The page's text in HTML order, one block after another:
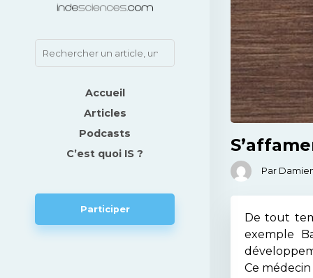
Accueil
Articles
Podcasts
C’est quoi IS ?
Participer
Par
De tout
exemple
Ce